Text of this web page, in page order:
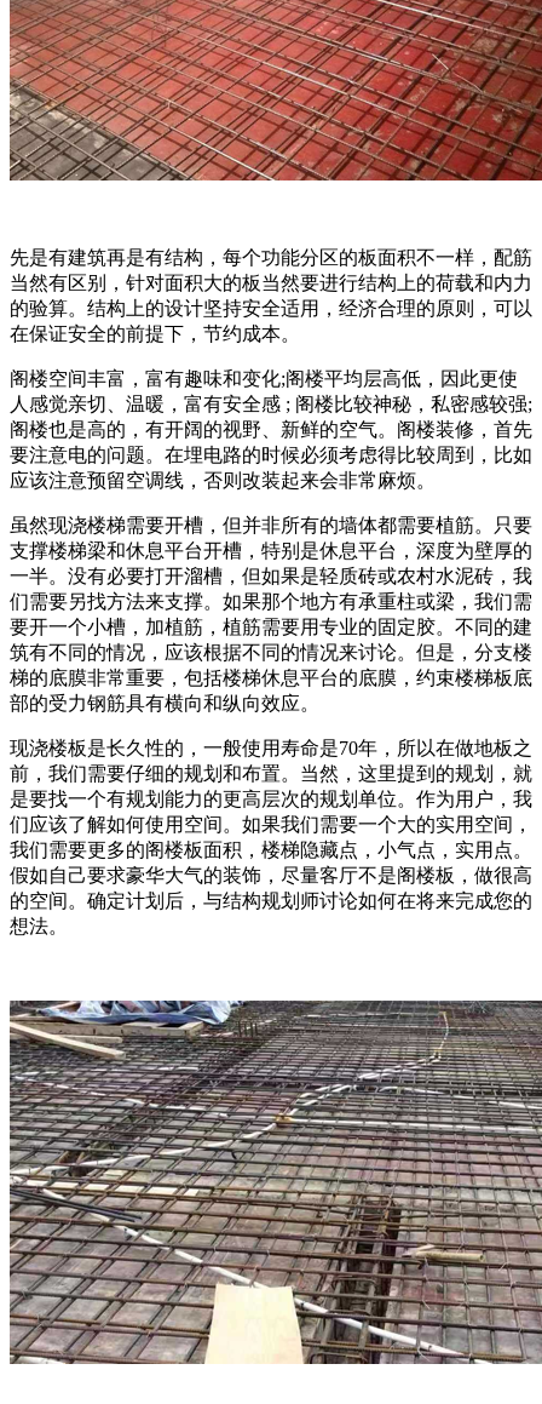
先是有建筑再是有结构，每个功能分区的板面积不一样，配筋
当然有区别，针对面积大的板当然要进行结构上的荷载和内力
的验算。结构上的设计坚持安全适用，经济合理的原则，可以
在保证安全的前提下，节约成本。
阁楼空间丰富，富有趣味和变化;阁楼平均层高低，因此更使
人感觉亲切、温暖，富有安全感 ; 阁楼比较神秘，私密感较强;
阁楼也是高的，有开阔的视野、新鲜的空气。阁楼装修，首先
要注意电的问题。在埋电路的时候必须考虑得比较周到，比如
应该注意预留空调线，否则改装起来会非常麻烦。
虽然现浇楼梯需要开槽，但并非所有的墙体都需要植筋。只要
支撑楼梯梁和休息平台开槽，特别是休息平台，深度为壁厚的
一半。没有必要打开溜槽，但如果是轻质砖或农村水泥砖，我
们需要另找方法来支撑。如果那个地方有承重柱或梁，我们需
要开一个小槽，加植筋，植筋需要用专业的固定胶。不同的建
筑有不同的情况，应该根据不同的情况来讨论。但是，分支楼
梯的底膜非常重要，包括楼梯休息平台的底膜，约束楼梯板底
部的受力钢筋具有横向和纵向效应。
现浇楼板是长久性的，一般使用寿命是70年，所以在做地板之
前，我们需要仔细的规划和布置。当然，这里提到的规划，就
是要找一个有规划能力的更高层次的规划单位。作为用户，我
们应该了解如何使用空间。如果我们需要一个大的实用空间，
我们需要更多的阁楼板面积，楼梯隐藏点，小气点，实用点。
假如自己要求豪华大气的装饰，尽量客厅不是阁楼板，做很高
的空间。确定计划后，与结构规划师讨论如何在将来完成您的
想法。